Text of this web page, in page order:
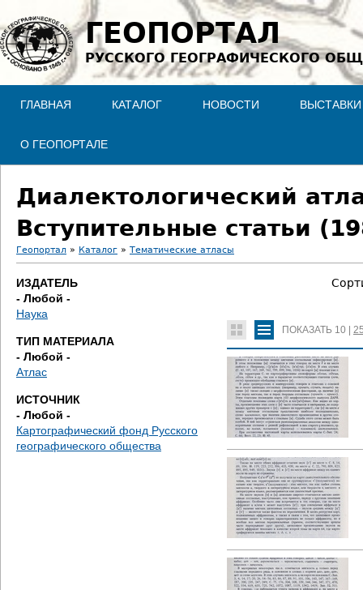
Jump to navigation
ГЕОПОРТАЛ
РУССКОГО ГЕОГРАФИЧЕСКОГО
ГЛАВНАЯ КАТАЛОГ НОВОСТИ ВЫСТАВКИ
О ГЕОПОРТАЛЕ
Диалектологический
Вступительные статьи
В
ы
з
д
е
с
Геопортал » Каталог » Тематические атласы
ИЗДАТЕЛЬ
- Любой -
Наука
ТИП МАТЕРИАЛА
- Любой -
Атлас
ИСТОЧНИК
- Любой -
Картографический фонд Русского
географического общества
ПОКАЗАТЬ 10